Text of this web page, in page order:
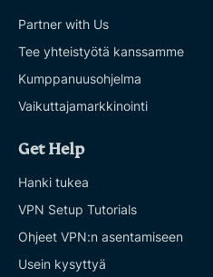
Partner with Us
Tee yhteistyötä kanssamme
Kumppanuusohjelma
Vaikuttajamarkkinointi
Get Help
Hanki tukea
VPN Setup Tutorials
Ohjeet VPN:n asentamiseen
Usein kysyttyä